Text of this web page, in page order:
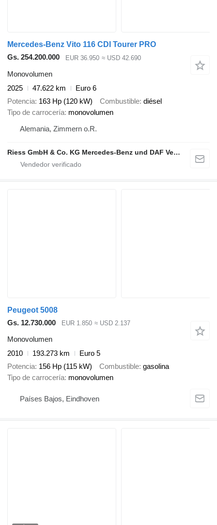
Mercedes-Benz Vito 116 CDI Tourer PRO
Gs. 254.200.000
EUR 36.950 ≈ USD 42.690
Monovolumen
2025
47.622 km
Euro 6
Potencia 163 Hp (120 kW) Combustible diésel
Tipo de carrocería monovolumen
Alemania, Zimmern o.R.
Riess GmbH & Co. KG Mercedes-Benz und DAF Vertragspartner
Peugeot 5008
Gs. 12.730.000
EUR 1.850 ≈ USD 2.137
Monovolumen
2010
193.273 km
Euro 5
Potencia 156 Hp (115 kW) Combustible gasolina
Tipo de carrocería monovolumen
Países Bajos, Eindhoven